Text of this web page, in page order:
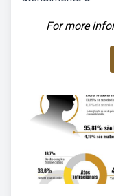
For more